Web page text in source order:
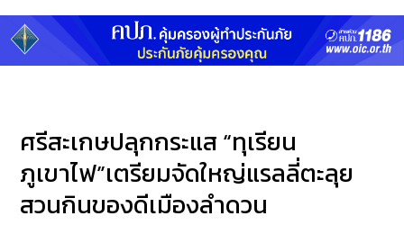
ศรีสะเกษปลุกกระแส “ทุเรียน
ภูเขาไฟ”เตรียมจัดใหญ่แรลลี่ตะลุย
สวนกินของดีเมืองลำดวน